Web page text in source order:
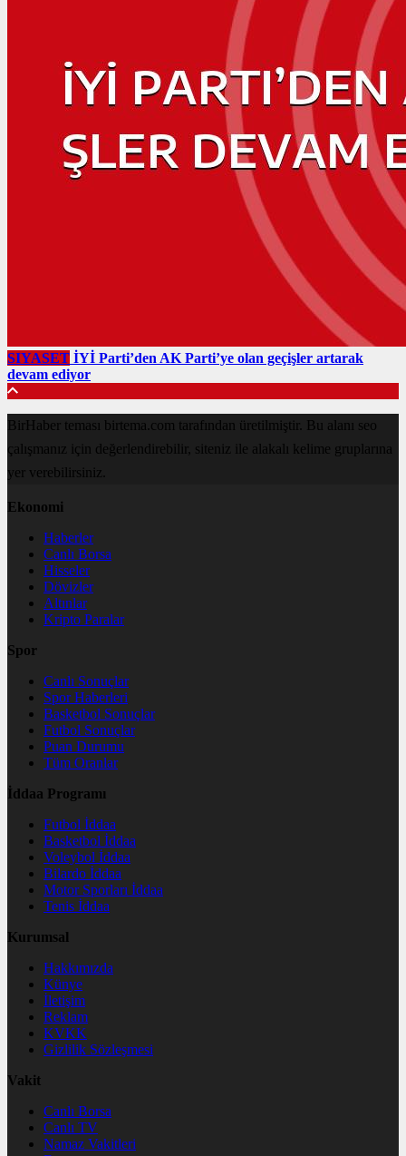
SIYASET İYİ Parti’den AK Parti’ye olan geçişler artarak
devam ediyor
BirHaber teması birtema.com tarafından üretilmiştir. Bu alanı seo
çalışmanız için değerlendirebilir, siteniz ile alakalı kelime gruplarına
yer verebilirsiniz.
Ekonomi
Haberler
Canlı Borsa
Hisseler
Dövizler
Altınlar
Kripto Paralar
Spor
Canlı Sonuçlar
Spor Haberleri
Basketbol Sonuçlar
Futbol Sonuçlar
Puan Durumu
Tüm Oranlar
İddaa Programı
Futbol İddaa
Basketbol İddaa
Voleybol İddaa
Bilardo İddaa
Motor Sporları İddaa
Tenis İddaa
Kurumsal
Hakkımızda
Künye
İletişim
Reklam
KVKK
Gizlilik Sözleşmesi
Vakit
Canlı Borsa
Canlı TV
Namaz Vakitleri